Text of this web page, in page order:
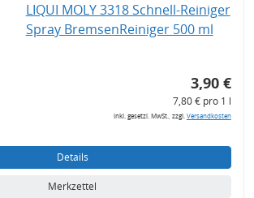
LIQUI MOLY 3318 Schnell-Reiniger
Spray BremsenReiniger 500 ml
3,90 €
7,80 € pro 1 l
inkl. gesetzl. MwSt., zzgl.Versandkosten
Details
Merkzettel